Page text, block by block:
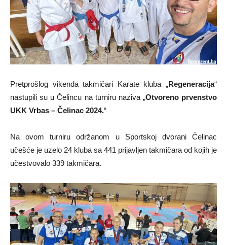
Pretprošlog vikenda takmičari Karate kluba „Regeneracija“
nastupili su u Čelincu na turniru naziva „Otvoreno prvenstvo
UKK Vrbas – Čelinac 2024.“
Na ovom turniru održanom u Sportskoj dvorani Čelinac
učešće je uzelo 24 kluba sa 441 prijavljen takmičara od kojih je
učestvovalo 339 takmičara.